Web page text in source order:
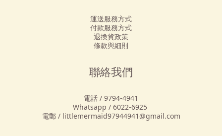
運送服務方式
付款服務方式
退換貨政策
條款與細則
聯絡我們
電話 / 9794-4941
Whatsapp / 6022-6925
電郵 / littlemermaid97944941@gmail.com